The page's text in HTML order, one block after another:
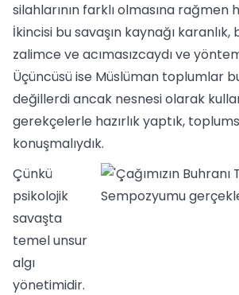
silahlarının farklı olmasına rağmen
İkincisi bu savaşın kaynağı karanlık,
zalimce ve acımasızcaydı ve
Üçüncüsü ise Müslüman toplumlar
değillerdi ancak nesnesi olarak
gerekçelerle hazırlık yaptık,
konuşmalıydık.
Çünkü
psikolojik
savaşta
temel unsur
algı
yönetimidir.